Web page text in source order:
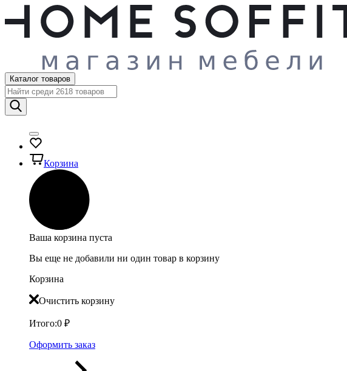
Каталог товаров
Корзина
Ваша корзина пуста
Вы еще не добавили ни один товар в корзину
Корзина
Очистить корзину
Итого:0 ₽
Оформить заказ